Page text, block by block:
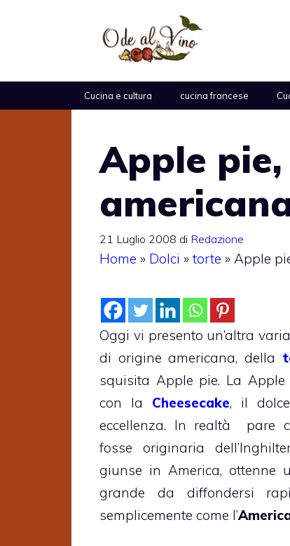
Cucina e cultura cucina francese
Apple
21 Luglio 2008 di Redazione
Home » Dolci » torte » Apple
Oggi vi presento un’altra
di origine americana, della
squisita Apple pie. La Apple
con la Cheesecake, il
eccellenza. In realtà pare
fosse originaria
giunse in America, ottenne
grande da diffondersi
semplicemente come l’